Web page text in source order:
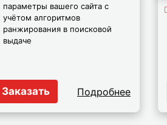
параметры вашего сайта с
учётом алгоритмов
ранжирования в поисковой
выдаче
Заказать Подробнее